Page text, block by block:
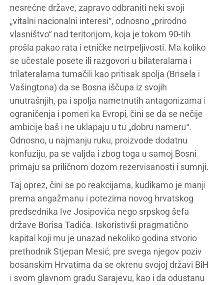
nesrećne države, zapravo odbraniti neki svoji
„vitalni nacionalni interesi“, odnosno „prirodno
vlasništvo“ nad teritorijom, koja je tokom 90-tih
prošla pakao rata i etničke netrpeljivosti. Ma koliko
se učestale posete ili razgovori u bilateralama i
trilateralama tumačili kao pritisak spolja (Brisela i
Vašingtona) da se Bosna iščupa iz svojih
unutrašnjih, pa i spolja nametnutih antagonizama i
ograničenja i pomeri ka Evropi, čini se da se nečije
ambicije baš i ne uklapaju u tu „dobru nameru“.
Odnosno, u najmanju ruku, proizvode dodatnu
konfuziju, pa se valjda i zbog toga u samoj Bosni
primaju sa priličnom dozom rezervisanosti i sumnji.
Taj oprez, čini se po reakcijama, kudikamo je manji
prema angažmanu i potezima novog hrvatskog
predsednika Ive Josipovića nego srpskog šefa
države Borisa Tadića. Iskoristivši pragmatično
kapital koji mu je unazad nekoliko godina stvorio
prethodnik Stjepan Mesić, pre svega njegov poziv
bosanskim Hrvatima da se okrenu svojoj državi BiH
i svom glavnom gradu Sarajevu, kao i da odustanu